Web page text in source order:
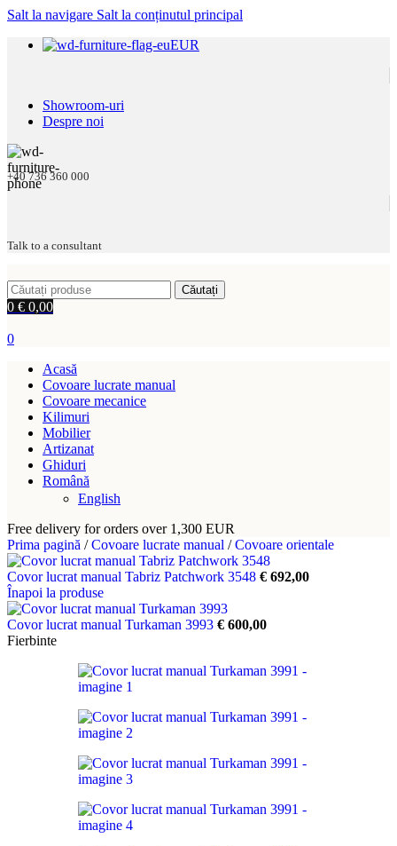
Salt la navigare Salt la conținutul principal
EUR
Showroom-uri
Despre noi
+40 736 360 000
Talk to a consultant
Căutați
0 € 0,00
0
Acasă
Covoare lucrate manual
Covoare mecanice
Kilimuri
Mobilier
Artizanat
Ghiduri
Română
English
Free delivery for orders over 1,300 EUR
Prima pagină / Covoare lucrate manual / Covoare orientale
Covor lucrat manual Tabriz Patchwork 3548 € 692,00
Înapoi la produse
Covor lucrat manual Turkaman 3993 € 600,00
Fierbinte